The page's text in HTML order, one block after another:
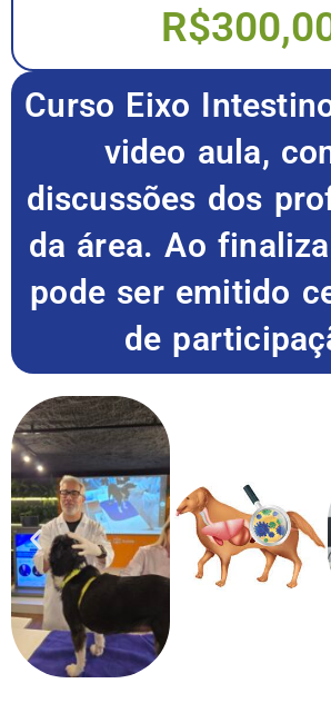
Curso Eixo
video aula,
discussões dos
da área. Ao
pode ser emitido
de